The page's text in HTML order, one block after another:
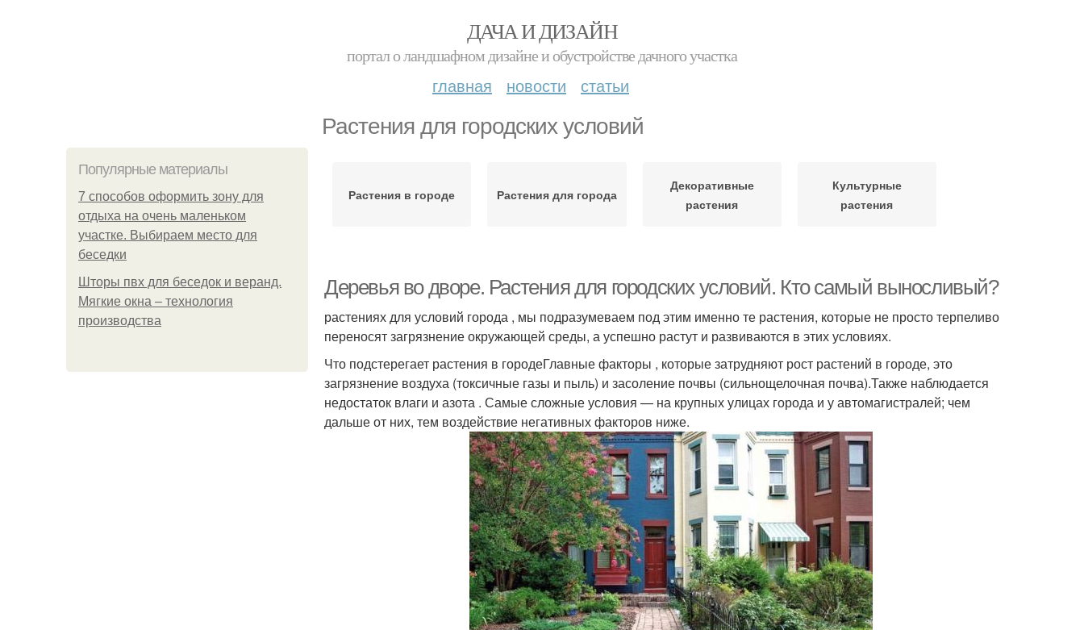
ДАЧА И ДИЗАЙН
портал о ландшафном дизайне и обустройстве дачного участка
главная новости статьи
Растения для городских условий
Популярные материалы
7 способов оформить зону для
отдыха на очень маленьком
участке. Выбираем место для
беседки
Шторы пвх для беседок и веранд.
Мягкие окна – технология
производства
Растения в городе Растения для города
Декоративные
растения
Культурные
растения
Деревья во дворе. Растения для городских условий. Кто самый выносливый?
растениях для условий города , мы подразумеваем под этим именно те растения, которые не просто терпеливо
переносят загрязнение окружающей среды, а успешно растут и развиваются в этих условиях.
Что подстерегает растения в городеГлавные факторы , которые затрудняют рост растений в городе, это
загрязнение воздуха (токсичные газы и пыль) и засоление почвы (сильнощелочная почва).Также наблюдается
недостаток влаги и азота . Самые сложные условия — на крупных улицах города и у автомагистралей; чем
дальше от них, тем воздействие негативных факторов ниже.